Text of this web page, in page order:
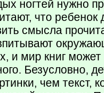
ногтей нужно
что ребенок
смысла
и мир книг
Безусловно,
чем текст,